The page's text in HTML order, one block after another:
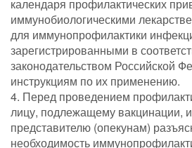
календаря профилактических
иммунобиологическими
для иммунопрофилактики
зарегистрированными в
законодательством Российской
инструкциям по их применению.
4. Перед проведением
лицу, подлежащему вакцинации,
представителю (опекунам)
необходимость